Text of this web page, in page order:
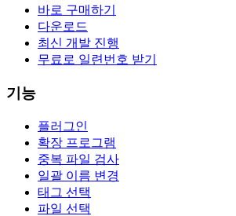
바로 구매하기
다운로드
최신 개발 진행
무료로 일련번호 받기
기능
플러그인
확장 프로그램
중복 파일 검사
일괄 이름 변경
태그 선택
파일 선택